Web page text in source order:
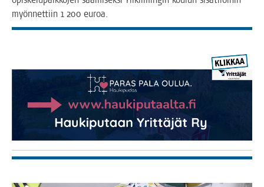
myön­net­tiin 1 200 euroa.